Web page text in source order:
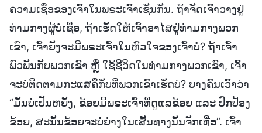
ຄວາມເຊື່ອຂອງເຈົ້າໃນພຣະເຈົ້າເຊັ່ນກັນ. ຖ້າຈັດເຈົ້າວາງຢູ່
ທ່າມກາງຜູ້ບໍ່ເຊື່ອ, ຖ້າເຮັດໃຫ້ເຈົ້າອາໄສຢູ່ທ່າມກາງພວກ
ເຂົາ, ເຈົ້າຍັງຈະມີພຣະເຈົ້າໃນຫົວໃຈຂອງເຈົ້າບໍ? ຖ້າເຈົ້າ
ພົວພັນກັບພວກເຂົາ ຫຼື ໃຊ້ຊີວິດໃນທ່າມກາງພວກເຂົາ, ເຈົ້າ
ຈະບໍ່ຕິດຕາມກະແສຄືກັບທີ່ພວກເຂົາເຮັດບໍ? ບາງຄົນເວົ້າວ່າ
“ມັນບໍ່ເປັນຫຍັງ, ຂ້ອຍມີພຣະເຈົ້າທີ່ດູແລຂ້ອຍ ແລະ ປົກປ້ອງ
ຂ້ອຍ, ສະນັ້ນຂ້ອຍຈະບໍ່ຍ່າງໃນເສັ້ນທາງນັ້ນຈັກເທື່ອ”. ເຈົ້າ